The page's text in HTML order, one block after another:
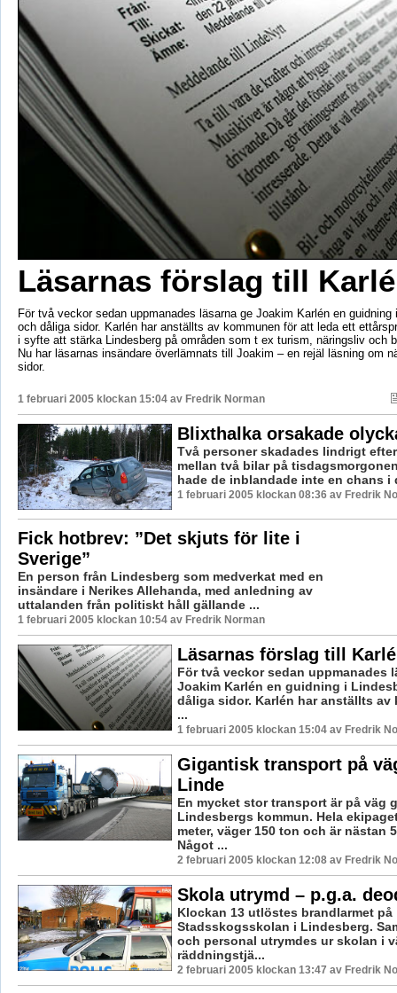
Läsarnas förslag till
För två veckor sedan uppmanades läsarna ge Joakim Karlén en guidning
och dåliga sidor. Karlén har anställts av kommunen för att leda ett
i syfte att stärka Lindesberg på områden som t ex turism, näringsliv och
Nu har läsarnas insändare överlämnats till Joakim – en rejäl läsning om
sidor.
1 februari 2005 klockan 15:04 av Fredrik Norman
Blixthalka orsakade
Två personer skadades lindrigt
mellan två bilar på
hade de inblandade inte en chans i
1 februari 2005 klockan 08:36 av Fredrik
Fick hotbrev: ”Det skjuts för lite i
Sverige”
En person från Lindesberg som medverkat med en
insändare i Nerikes Allehanda, med anledning av
uttalanden från politiskt håll gällande ...
1 februari 2005 klockan 10:54 av Fredrik Norman
Läsarnas förslag till
För två veckor sedan uppmanades
Joakim Karlén en guidning i
dåliga sidor. Karlén har anställts av
...
1 februari 2005 klockan 15:04 av Fredrik
Gigantisk transport på
Linde
En mycket stor transport är på väg
Lindesbergs kommun. Hela
meter, väger 150 ton och är nästan
Något ...
2 februari 2005 klockan 12:08 av Fredrik
Skola utrymd – p.g.a.
Klockan 13 utlöstes brandlarmet på
Stadsskogsskolan i Lindesberg.
och personal utrymdes ur skolan i
räddningstjä...
2 februari 2005 klockan 13:47 av Fredrik